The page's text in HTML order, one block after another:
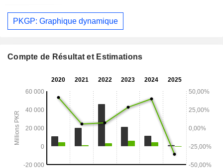
PKGP: Graphique dynamique
Compte de Résultat et Estimations